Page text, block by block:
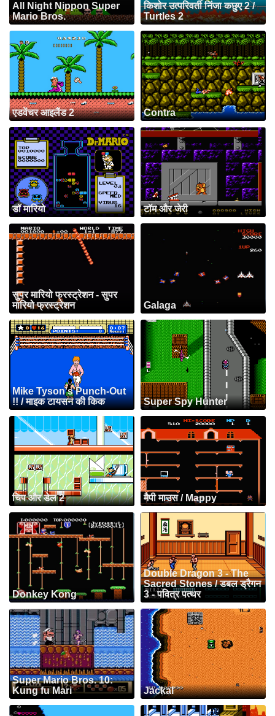
All Night Nippon Super
Mario Bros.
किशोर उत्परिवर्ती निंजा कछुए 2 /
Turtles 2
एडवेंचर आइलैंड 2 Contra
डॉ मारियो टॉम और जेरी
सुपर मारियो फ्रस्ट्रेशन - सुपर
मारियो फ्रस्ट्रेशन
Galaga
Mike Tyson's Punch-Out
!! / माइक टायसन की किक
Super Spy Hunter
चिप और डेल 2 मैपी माउस / Mappy
Donkey Kong
Double Dragon 3 - The
Sacred Stones / डबल ड्रैगन
3 - पवित्र पत्थर
Super Mario Bros. 10:
Kung fu Mari
Jackal